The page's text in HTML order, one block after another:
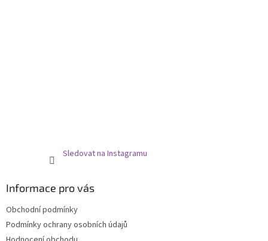
Sledovat na Instagramu
Informace pro vás
Obchodní podmínky
Podmínky ochrany osobních údajů